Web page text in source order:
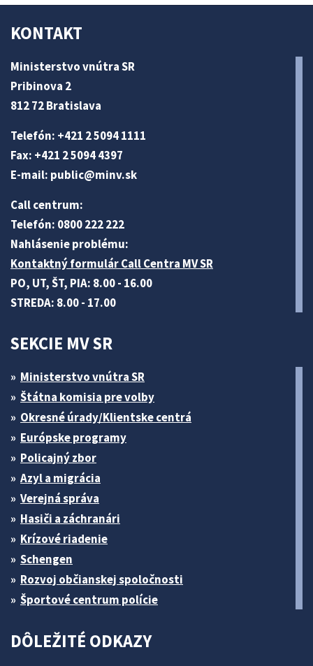
KONTAKT
Ministerstvo vnútra SR
Pribinova 2
812 72 Bratislava
Telefón: +421 2 5094 1111
Fax: +421 2 5094 4397
E-mail: public@minv.sk
Call centrum:
Telefón: 0800 222 222
Nahlásenie problému:
Kontaktný formulár Call Centra MV SR
PO, UT, ŠT, PIA: 8.00 - 16.00
STREDA: 8.00 - 17.00
SEKCIE MV SR
Ministerstvo vnútra SR
Štátna komisia pre volby
Okresné úrady/Klientske centrá
Európske programy
Policajný zbor
Azyl a migrácia
Verejná správa
Hasiči a záchranári
Krízové riadenie
Schengen
Rozvoj občianskej spoločnosti
Športové centrum polície
DÔLEŽITÉ ODKAZY